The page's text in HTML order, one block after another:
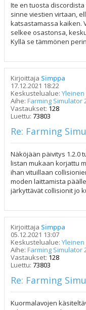
Ite en tuosta
sinne viestien virtaan,
katsastamassa kaiken.
selkee osastonsa,
Kyllä se tämmönen
Kirjoittaja Simppa
17.12.2021 18:22
Keskustelualue:
Aihe: Farming Simulator
Vastaukset: 128
Luettu: 73803
Re: Farming
Näköjään päivitys 1.2.0
listan mukaan korjattu
ihan vituillaan
moden laittamista
järkyttävät collisionit jo
Kirjoittaja Simppa
05.12.2021 13:07
Keskustelualue:
Aihe: Farming Simulator
Vastaukset: 128
Luettu: 73803
Re: Farming
Kuormalavojen